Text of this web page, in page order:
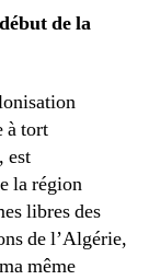
de
de la
à tort
est
la région
libres des
de l’Algérie,
même